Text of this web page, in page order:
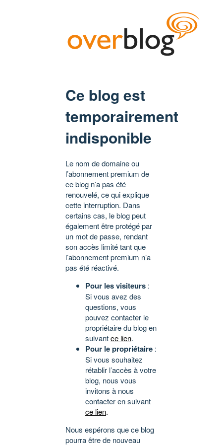
Ce blog est
temporairement
indisponible
Le nom de domaine ou
l’abonnement premium de
ce blog n’a pas été
renouvelé, ce qui explique
cette interruption. Dans
certains cas, le blog peut
également être protégé par
un mot de passe, rendant
son accès limité tant que
l’abonnement premium n’a
pas été réactivé.
Pour les visiteurs :
Si vous avez des
questions, vous
pouvez contacter le
propriétaire du blog en
suivantce lien.
Pour le propriétaire :
Si vous souhaitez
rétablir l’accès à votre
blog, nous vous
invitons à nous
contacter en suivant
ce lien.
Nous espérons que ce blog
pourra être de nouveau